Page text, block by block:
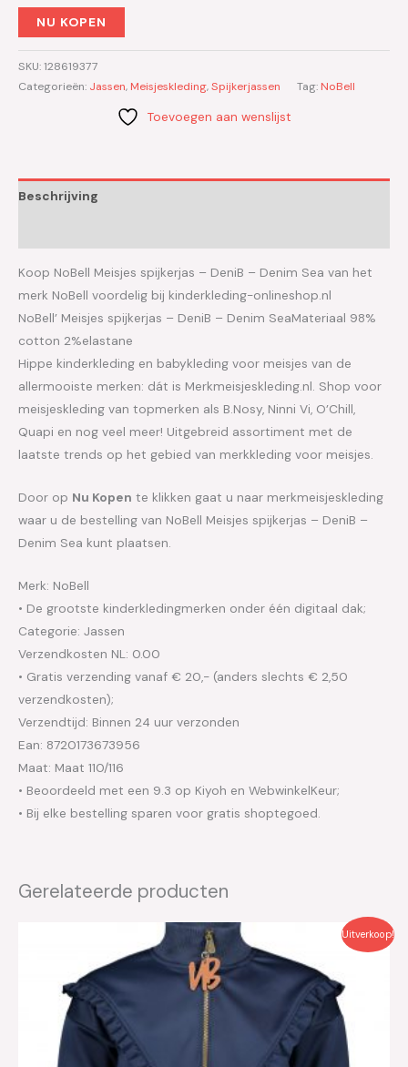
NU KOPEN
SKU:128619377
Categorieën: Jassen, Meisjeskleding,Spijkerjassen Tag: NoBell
Toevoegen aan wenslijst
Beschrijving
Koop NoBell Meisjes spijkerjas – DeniB – Denim Sea van het
merk NoBell voordelig bij kinderkleding-onlineshop.nl
NoBell’ Meisjes spijkerjas – DeniB – Denim SeaMateriaal 98%
cotton 2%elastane
Hippe kinderkleding en babykleding voor meisjes van de
allermooiste merken: dát is Merkmeisjeskleding.nl. Shop voor
meisjeskleding van topmerken als B.Nosy, Ninni Vi, O’Chill,
Quapi en nog veel meer! Uitgebreid assortiment met de
laatste trends op het gebied van merkkleding voor meisjes.
Door op Nu Kopen te klikken gaat u naar merkmeisjeskleding
waar u de bestelling van NoBell Meisjes spijkerjas – DeniB –
Denim Sea kunt plaatsen.
Merk: NoBell
• De grootste kinderkledingmerken onder één digitaal dak;
Categorie: Jassen
Verzendkosten NL: 0.00
• Gratis verzending vanaf € 20,- (anders slechts € 2,50
verzendkosten);
Verzendtijd: Binnen 24 uur verzonden
Ean: 8720173673956
Maat: Maat 110/116
• Beoordeeld met een 9.3 op Kiyoh en WebwinkelKeur;
• Bij elke bestelling sparen voor gratis shoptegoed.
Gerelateerde producten
Uitverkoop!
€49.95.€25.00.